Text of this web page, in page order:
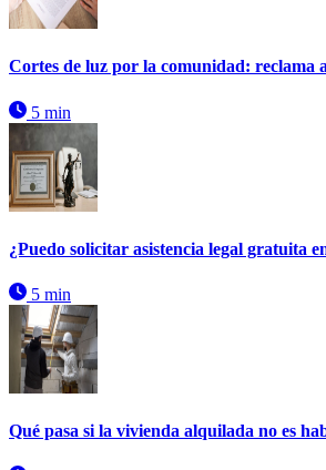
Cortes de luz por la comunidad: reclama
5 min
¿Puedo solicitar asistencia legal gratuita
5 min
Qué pasa si la vivienda alquilada no es